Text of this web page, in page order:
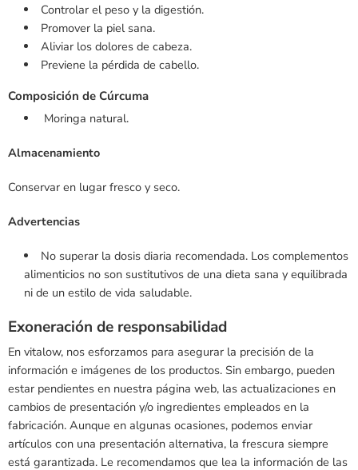
Controlar el peso y la digestión.
Promover la piel sana.
Aliviar los dolores de cabeza.
Previene la pérdida de cabello.
Composición de Cúrcuma
Moringa natural.
Almacenamiento
Conservar en lugar fresco y seco.
Advertencias
No superar la dosis diaria recomendada. Los complementos
alimenticios no son sustitutivos de una dieta sana y equilibrada
ni de un estilo de vida saludable.
Exoneración de responsabilidad
En vitalow, nos esforzamos para asegurar la precisión de la
información e imágenes de los productos. Sin embargo, pueden
estar pendientes en nuestra página web, las actualizaciones en
cambios de presentación y/o ingredientes empleados en la
fabricación. Aunque en algunas ocasiones, podemos enviar
artículos con una presentación alternativa, la frescura siempre
está garantizada. Le recomendamos que lea la información de las